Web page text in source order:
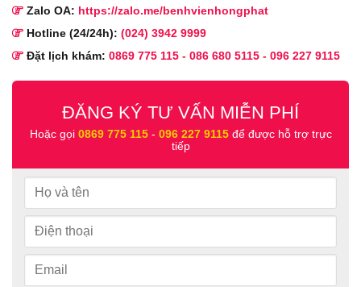
Zalo OA: https://zalo.me/benhvienhongphat
Hotline (24/24h): (024) 3942 9999
Đặt lịch khám: 0869 775 115 - 086 680 5115 - 096 227 9115
ĐĂNG KÝ TƯ VẤN MIỄN PHÍ
Hoặc gọi 0869 775 115- 096 227 9115 để được hỗ trợ trực
tiếp